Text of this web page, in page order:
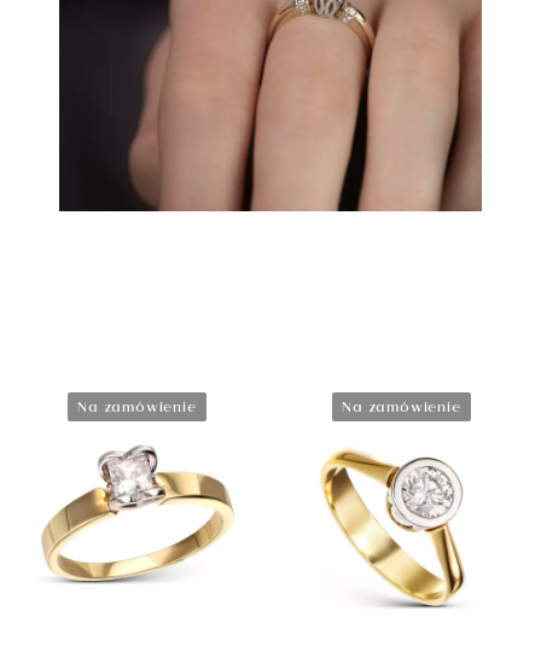
Na zamówienie Na zamówienie